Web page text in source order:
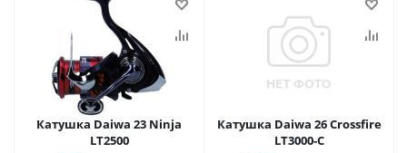
Катушка Daiwa 23 Ninja
LT2500
Катушка Daiwa 26 Crossfire
LT3000-C